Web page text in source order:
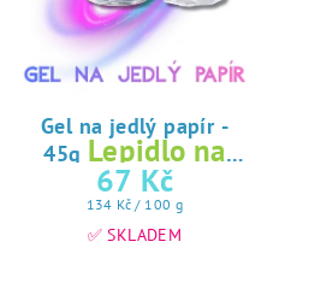
Gel na jedlý papír -
45g Lepidlo na
jedlý papír
67 Kč
Měrná
cena:
134 Kč / 100 g
✅ SKLADEM